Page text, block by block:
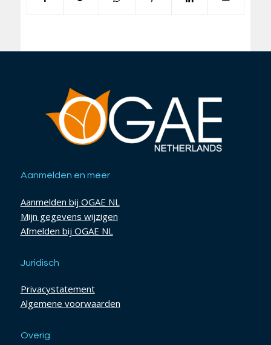
Aanmelden en meer
Aanmelden bij OGAE NL
Mijn gegevens wijzigen
Afmelden bij OGAE NL
Juridisch
Privacystatement
Algemene voorwaarden
Overig